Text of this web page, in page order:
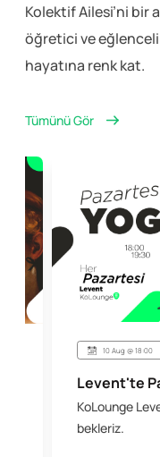
Kolektif Ailesi’ni
öğretici ve eğlenceli
hayatına renk kat.
Tümünü Gör
10 Aug @ 18:00
Levent'te
KoLounge
bekleriz.